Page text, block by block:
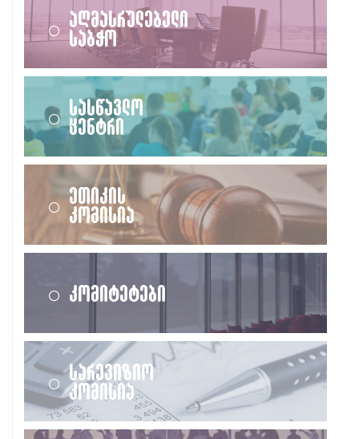
აღმასრულებელი
საბჭო
სასწავლო
ცენტრი
ეთიკის
კომისია
კომიტეტები
სარევიზიო
კომისია